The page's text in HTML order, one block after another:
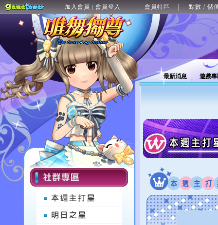
加入會員 | 會員登入 會員特區 點數 / 儲
最新消息 遊戲